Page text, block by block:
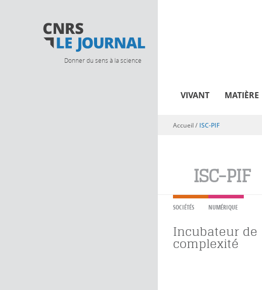
Donner du sens à la science
VIVANT MATIÈRE
Vous êtes ici
Accueil/ ISC-PIF
ISC-PIF
SOCIÉTÉS NUMÉRIQUE
Incubateur de
complexité